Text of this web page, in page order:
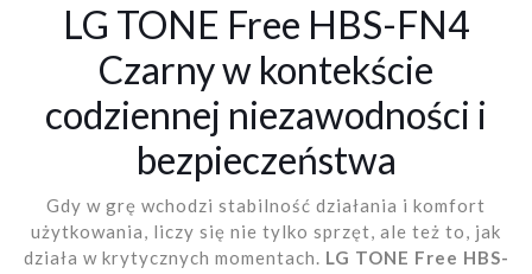
LG TONE Free HBS-FN4
Czarny w kontekście
codziennej niezawodności i
bezpieczeństwa
Gdy w grę wchodzi stabilność działania i komfort
użytkowania, liczy się nie tylko sprzęt, ale też to, jak
działa w krytycznych momentach. LG TONE Free HBS-